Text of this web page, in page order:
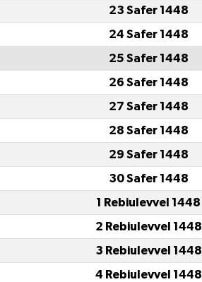
23 Safer 1448
24 Safer 1448
25 Safer 1448
26 Safer 1448
27 Safer 1448
28 Safer 1448
29 Safer 1448
30 Safer 1448
1 Rebiulevvel 1448
2 Rebiulevvel 1448
3 Rebiulevvel 1448
4 Rebiulevvel 1448